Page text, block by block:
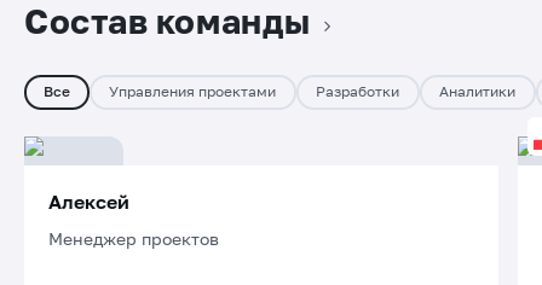
Состав команды
Все Управления проектами Разработки Аналитики
Алексей
Менеджер проектов